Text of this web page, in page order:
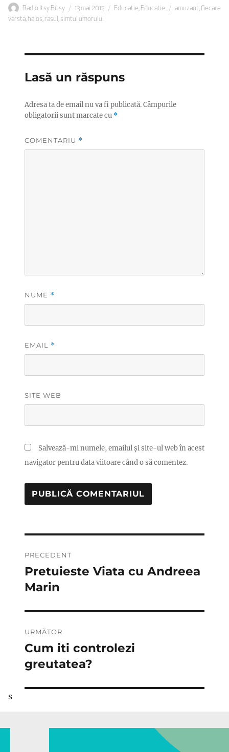
Autor
Radio Itsy Bitsy
Publicat
pe
13 mai 2015 Categorii
Educatie, Educatie Etichete
amuzant,fiecare
varsta, haios, rasul , simtul umorului
Lasă un răspuns
Adresa ta de email nu va fi publicată.Câmpurile
obligatorii sunt marcate cu *
COMENTARIU *
NUME *
EMAIL *
SITE WEB
Salvează-mi numele, emailul și site-ul web în acest
navigator pentru data viitoare când o să comentez.
în
articole
PRECEDENT
Articolul
anterior:
Pretuieste Viata cu Andreea
Marin
URMĂTOR
Articolul
următor:
Cum iti controlezi
greutatea?
s